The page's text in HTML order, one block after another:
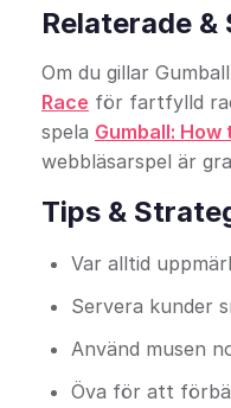
Relaterade &
Om du gillar
Race för fartfylld
spela Gumball:
webbläsarspel är
Tips &
Var alltid
Servera kunder
Använd musen
Öva för att